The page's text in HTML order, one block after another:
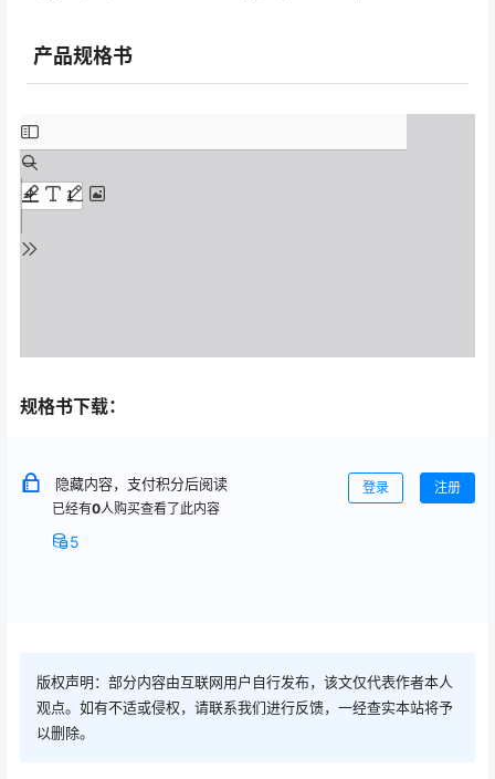
产品规格书
规格书下载：
隐藏内容，支付积分后阅读
已经有0人购买查看了此内容
5
登录 注册
版权声明：部分内容由互联网用户自行发布，该文仅代表作者本人
观点。如有不适或侵权，请联系我们进行反馈，一经查实本站将予
以删除。